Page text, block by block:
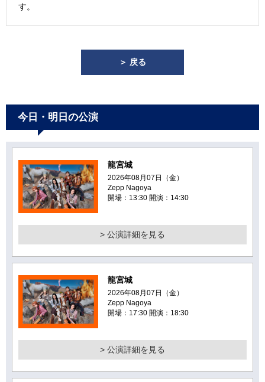
す。
＞ 戻る
今日・明日の公演
龍宮城
2026年08月07日（金）
Zepp Nagoya
開場：13:30 開演：14:30
> 公演詳細を見る
龍宮城
2026年08月07日（金）
Zepp Nagoya
開場：17:30 開演：18:30
> 公演詳細を見る